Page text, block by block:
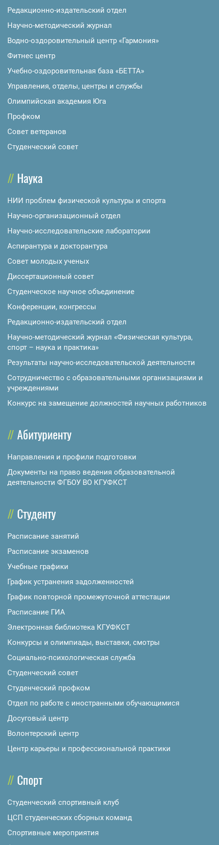
Редакционно-издательский отдел
Научно-методический журнал
Водно-оздоровительный центр «Гармония»
Фитнес центр
Учебно-оздоровительная база «БЕТТА»
Управления, отделы, центры и службы
Олимпийская академия Юга
Профком
Совет ветеранов
Студенческий совет
Наука
НИИ проблем физической культуры и спорта
Научно-организационный отдел
Научно-исследовательские лаборатории
Аспирантура и докторантура
Совет молодых ученых
Диссертационный совет
Студенческое научное объединение
Конференции, конгрессы
Редакционно-издательский отдел
Научно-методический журнал «Физическая культура,
спорт – наука и практика»
Результаты научно-исследовательской деятельности
Сотрудничество с образовательными организациями и
учреждениями
Конкурс на замещение должностей научных работников
Абитуриенту
Направления и профили подготовки
Документы на право ведения образовательной
деятельности ФГБОУ ВО КГУФКСТ
Студенту
Расписание занятий
Расписание экзаменов
Учебные графики
График устранения задолженностей
График повторной промежуточной аттестации
Расписание ГИА
Электронная библиотека КГУФКСТ
Конкурсы и олимпиады, выставки, смотры
Социально-психологическая служба
Студенческий совет
Студенческий профком
Отдел по работе с иностранными обучающимися
Досуговый центр
Волонтерский центр
Центр карьеры и профессиональной практики
Спорт
Студенческий спортивный клуб
ЦСП студенческих сборных команд
Спортивные мероприятия